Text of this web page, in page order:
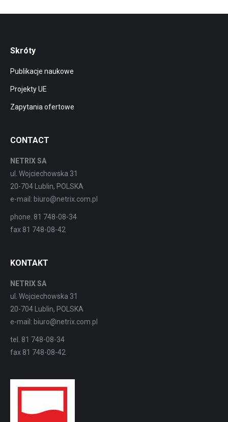
Skróty
Publikacje naukowe
Projekty UE
Zapytania ofertowe
CONTACT
NETRIX SA
ul. Wojciechowska 31
20-704 Lublin, POLSKA
e-mail: biuro@netrix.com.pl
phone. 81 748-08-34
fax 81 748-08-42
KONTAKT
NETRIX SA
ul. Wojciechowska 31
20-704 Lublin, POLSKA
e-mail: biuro@netrix.com.pl
tel. 81 748-08-34
fax 81 748-08-42